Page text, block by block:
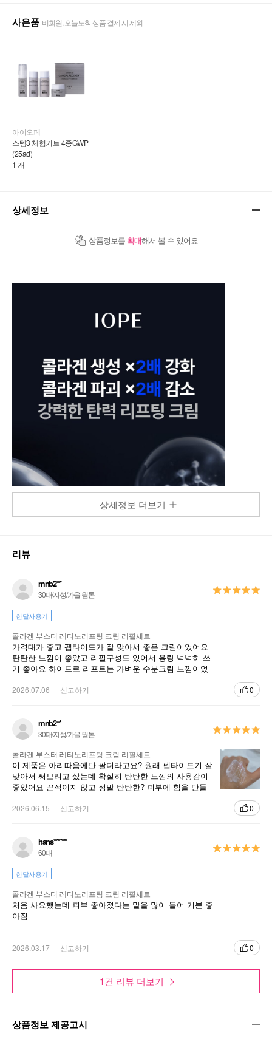
사은품 비회원, 오늘도착 상품 결제 시 제외
아이오페
스템3 체험키트 4종GWP
(25ad)
1 개
상세정보
상품정보를 확대해서 볼 수 있어요
상세정보 더보기
리뷰
mnb2**
30대/지성/가을 웜톤
한달사용기
콜라겐 부스터 레티노리프팅 크림 리필세트
가격대가 좋고 펩타이드가 잘 맞아서 좋은 크림이었어요
탄탄한 느낌이 좋았고 리필구성도 있어서 용량 넉넉히 쓰
기 좋아요 하이드로 리프트는 가벼운 수분크림 느낌이었
라고요
2026.07.06 신고하기 0
mnb2**
30대/지성/가을 웜톤
콜라겐 부스터 레티노리프팅 크림 리필세트
이 제품은 아리따움에만 팔더라고요? 원래 펩타이드기 잘
맞아서 써보려고 샀는데 확실히 탄탄한 느낌의 사용감이
좋았어요 끈적이지 않고 정말 탄탄한? 피부에 힘을 만들
2026.06.15 신고하기 0
hans******
60대
한달사용기
콜라겐 부스터 레티노리프팅 크림 리필세트
처음 사요했는데 피부 좋아졌다는 말을 많이 들어 기분 좋
아짐
2026.03.17 신고하기 0
1건 리뷰 더보기
상품정보 제공고시